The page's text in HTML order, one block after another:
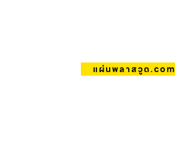
แผ่นพลาสวูด.com